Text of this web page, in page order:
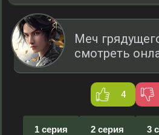
Меч
смотреть
4
1 серия 2 серия 3